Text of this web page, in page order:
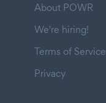
About POWR
We're hiring!
Terms of Service
Privacy